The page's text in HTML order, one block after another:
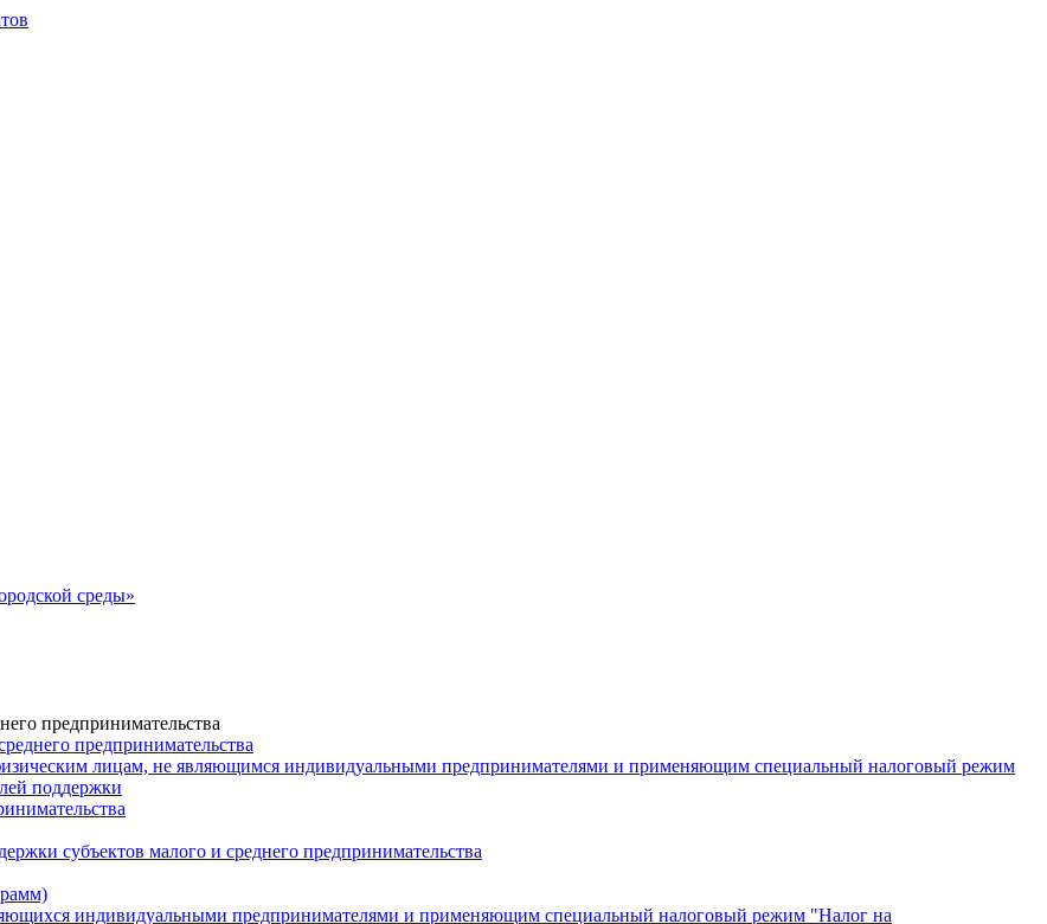
среды»
предпринимательства
предпринимательства
лицам, не являющимся индивидуальными предпринимателями и применяющим специальный налоговый режим
поддержки
субъектов малого и среднего предпринимательства
индивидуальными предпринимателями и применяющим специальный налоговый режим "Налог на